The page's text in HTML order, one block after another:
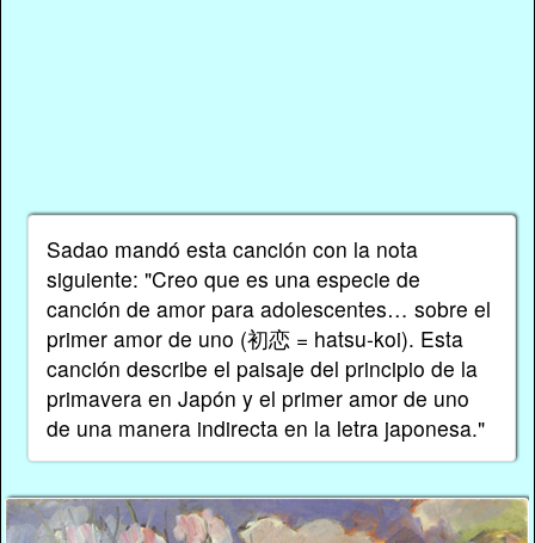
Sadao mandó esta canción con la nota
siguiente: "Creo que es una especie de
canción de amor para adolescentes… sobre el
primer amor de uno (初恋 = hatsu-koi). Esta
canción describe el paisaje del principio de la
primavera en Japón y el primer amor de uno
de una manera indirecta en la letra japonesa."